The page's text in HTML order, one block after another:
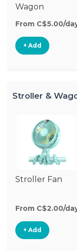
Wagon
From C$5.00/
+ Add
Stroller &
Stroller Fan
From C$2.00/
+ Add